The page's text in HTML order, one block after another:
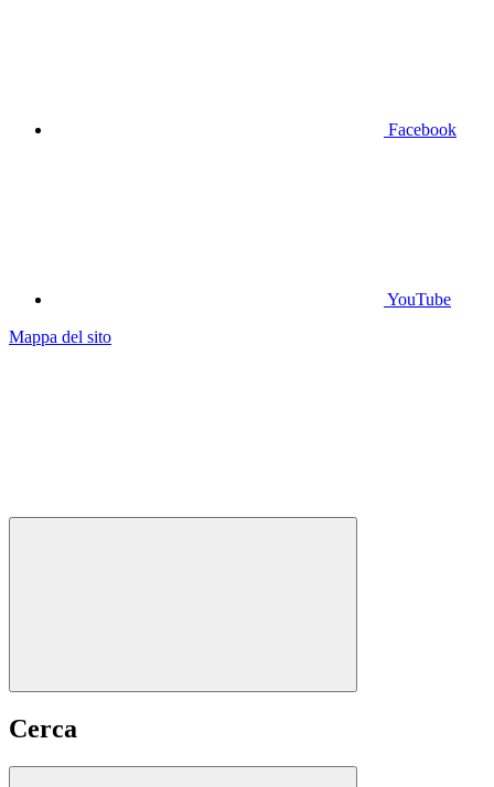
Facebook
YouTube
Mappa del sito
Cerca